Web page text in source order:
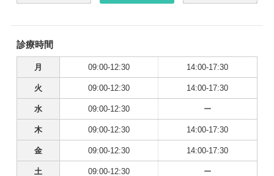
診療時間
月 09:00-12:30 14:00-17:30
火 09:00-12:30 14:00-17:30
水 09:00-12:30 ー
木 09:00-12:30 14:00-17:30
金 09:00-12:30 14:00-17:30
土 09:00-12:30 ー